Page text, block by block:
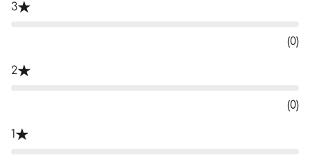
3
(0)
2
(0)
1